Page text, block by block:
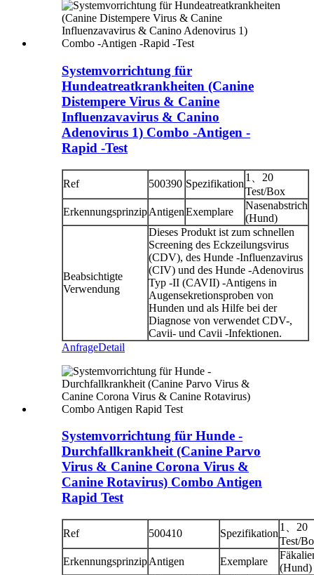
Systemvorrichtung für
Hundeatreatkrankheiten (Canine
Distempere Virus & Canine
Influenzavavirus & Canino
Adenovirus 1) Combo -Antigen -
Rapid -Test
Ref 500390 Spezifikation
1、20
Test/Box
ErkennungsprinzipAntigenExemplare
Nasenabstrich
(Hund)
Beabsichtigte
Verwendung
Dieses Produkt ist zum schnellen
Screening des Eckzeilungsvirus
(CDV), des Hunde -Influenzavirus
(CIV) und des Hunde -Adenovirus
Typ -II (CAVII) -Antigens in
Augensekretionsproben von
Hunden und als Hilfe bei der
Diagnose von verwendet CDV-,
Cavii- und Cavii -Infektionen.
AnfrageDetail
Systemvorrichtung für Hunde -
Durchfallkrankheit (Canine Parvo
Virus & Canine Corona Virus &
Canine Rotavirus) Combo Antigen
Rapid Test
Ref 500410 Spezifikation
1、20
Test/
ErkennungsprinzipAntigen Exemplare
(Hund)